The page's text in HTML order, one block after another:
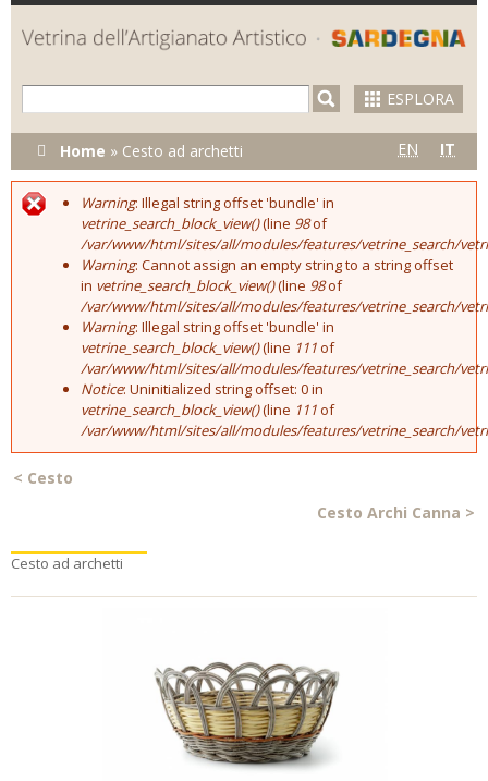
Skip to
main
content
ESPLORA
Tu sei qui
Home » Cesto ad archetti EN IT
Error message
Warning: Illegal string offset 'bundle' in
vetrine_search_block_view()(line 98of
/var/www/html/sites/all/modules/features/vetrine_search/
Warning: Cannot assign an empty string to a string offset
in vetrine_search_block_view()(line 98of
/var/www/html/sites/all/modules/features/vetrine_search/
Warning: Illegal string offset 'bundle' in
vetrine_search_block_view()(line 111of
/var/www/html/sites/all/modules/features/vetrine_search/
Notice: Uninitialized string offset: 0 in
vetrine_search_block_view()(line 111of
/var/www/html/sites/all/modules/features/vetrine_search/
< Cesto
Cesto Archi Canna >
Cesto ad archetti